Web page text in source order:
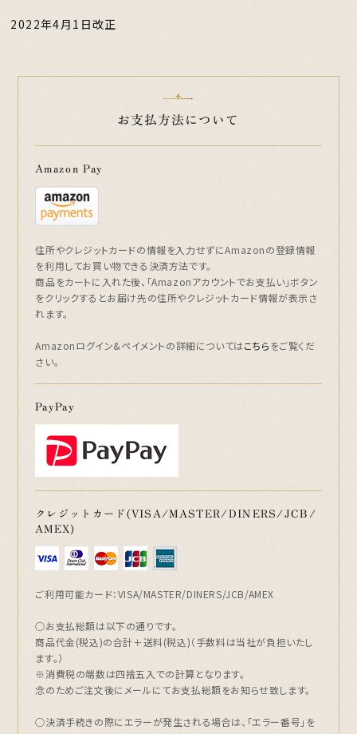
2022年4月1日改正
お支払方法について
Amazon Pay
住所やクレジットカードの情報を入力せずにAmazonの登録情報
を利用してお買い物できる決済方法です。
商品をカートに入れた後、「Amazonアカウントでお支払い」ボタン
をクリックするとお届け先の住所やクレジットカード情報が表示さ
れます。
Amazonログイン&ペイメントの詳細についてはこちらをご覧くだ
さい。
PayPay
クレジットカード(VISA/MASTER/DINERS/JCB/
AMEX)
ご利用可能カード：VISA/MASTER/DINERS/JCB/AMEX
○お支払総額は以下の通りです。
商品代金(税込)の合計＋送料(税込)（手数料は当社が負担いたし
ます。）
※消費税の端数は四捨五入での計算となります。
念のためご注文後にメールにてお支払総額をお知らせ致します。
○決済手続きの際にエラーが発生される場合は、「エラー番号」を